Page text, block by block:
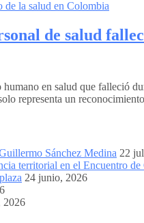
de salud
en salud que falleció
representa un
Sánchez Medina 22
territorial en el Encuentro de
24 junio, 2026
2026